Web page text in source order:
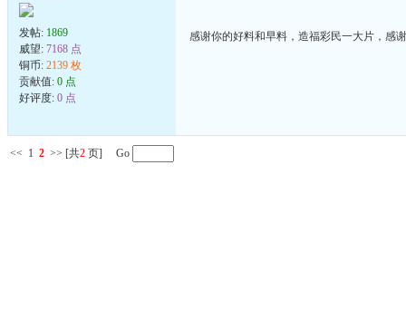
发帖: 1869
威望: 7168 点
铜币: 2139 枚
贡献值: 0 点
好评度: 0 点
感谢你的好料和早料，造福彩民一大片，感
<< 1 2 >> [共2 页] Go